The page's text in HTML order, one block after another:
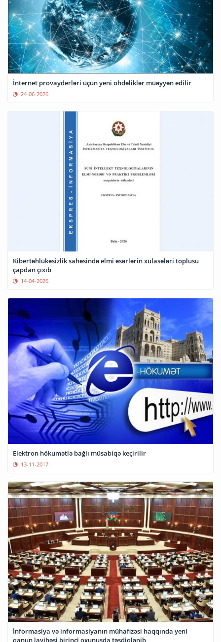
İnternet provayderləri üçün yeni öhdəliklər müəyyən edilir
24-06-2026
Kibertəhlükəsizlik sahəsində elmi əsərlərin xülasələri toplusu
çapdan çıxıb
14-04-2026
Elektron hökumətlə bağlı müsabiqə keçirilir
13-11-2017
İnformasiya və informasiyanın mühafizəsi haqqında yeni
qanun layihəsi birinci oxunuşda təsdiqlənib